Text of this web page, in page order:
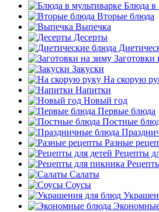
Блюда в
Вторые блюда
Выпечка
Десерты
Заготовки
Закуски
На скорую
Напитки
Новый год
Первые блюда
Постные
Разные
Рецепты
Салаты
Соусы